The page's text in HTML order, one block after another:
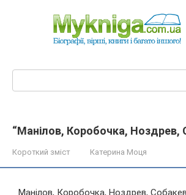
“Манілов, Коробочка, Ноздрев,
Короткий зміст Катерина Моця
Манілов, Коробочка, Ноздрев,